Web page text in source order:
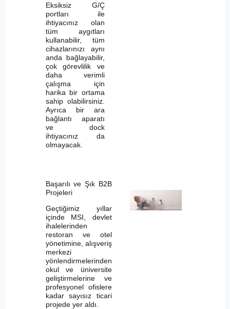
Eksiksiz G/Ç
portları ile
ihtiyacınız olan
tüm aygıtları
kullanabilir, tüm
cihazlarınızı aynı
anda bağlayabilir,
çok görevlilik ve
daha verimli
çalışma için
harika bir ortama
sahip olabilirsiniz.
Ayrıca bir ara
bağlantı aparatı
ve dock
ihtiyacınız da
olmayacak.
Başarılı ve Şık B2B
Projeleri
Geçtiğimiz yıllar
içinde MSI, devlet
ihalelerinden
restoran ve otel
yönetimine, alışveriş
merkezi
yönlendirmelerinden
okul ve üniversite
geliştirmelerine ve
profesyonel ofislere
kadar sayısız ticari
projede yer aldı.